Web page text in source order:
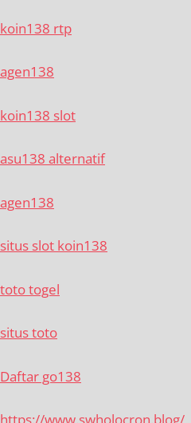
koin138 rtp
agen138
koin138 slot
asu138 alternatif
agen138
situs slot koin138
toto togel
situs toto
Daftar go138